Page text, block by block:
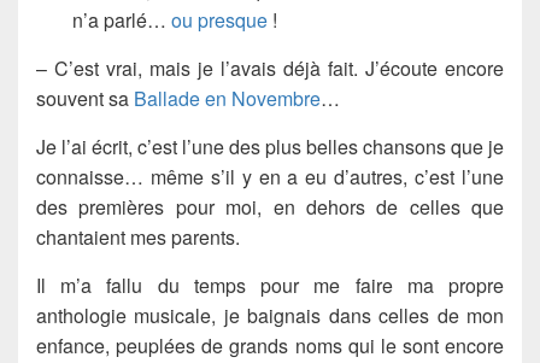
n’a parlé… ou presque !
– C’est vrai, mais je l’avais déjà fait. J’écoute encore
souvent sa Ballade en Novembre…
Je l’ai écrit, c’est l’une des plus belles chansons que je
connaisse… même s’il y en a eu d’autres, c’est l’une
des premières pour moi, en dehors de celles que
chantaient mes parents.
Il m’a fallu du temps pour me faire ma propre
anthologie musicale, je baignais dans celles de mon
enfance, peuplées de grands noms qui le sont encore